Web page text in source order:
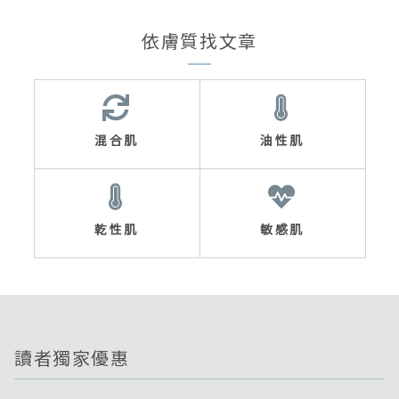
依膚質找文章
混合肌 油性肌
乾性肌 敏感肌
讀者獨家優惠